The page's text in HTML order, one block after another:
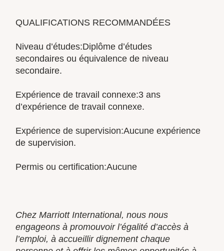
QUALIFICATIONS RECOMMANDÉES
Niveau d’études:Diplôme d’études
secondaires ou équivalence de niveau
secondaire.
Expérience de travail connexe:3 ans
d’expérience de travail connexe.
Expérience de supervision:Aucune expérience
de supervision.
Permis ou certification:Aucune
Chez Marriott International, nous nous
engageons à promouvoir l’égalité d’accès à
l’emploi, à accueillir dignement chaque